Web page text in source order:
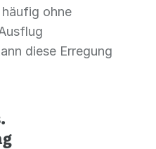
ohne
diese Erregung